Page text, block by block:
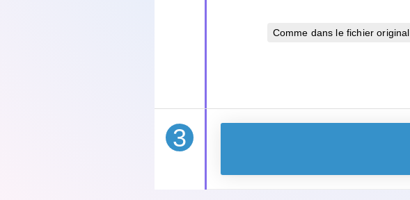
Comme dans le fichier original
3